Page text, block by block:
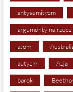
antysemityzm
argumenty na
atom
autyzm Azja
barok